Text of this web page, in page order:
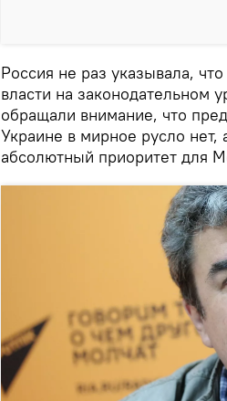
Россия не раз указывала,
власти на законодательном
обращали внимание, что
Украине в мирное русло
абсолютный приоритет для